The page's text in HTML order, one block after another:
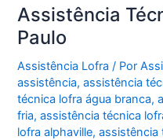
Assistência
Paulo
Assistência Lofra / Por
assistência,assistência
técnica lofra água branca,
fria,assistência técnica
lofra alphaville,assistência